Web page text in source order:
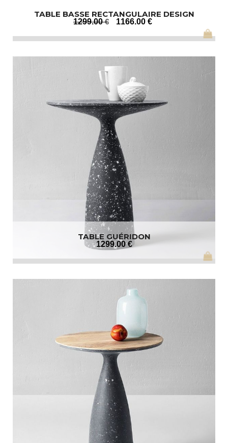
TABLE BASSE RECTANGULAIRE DESIGN
1299.00 € 1166.00 €
TABLE GUÉRIDON
1299.00 €